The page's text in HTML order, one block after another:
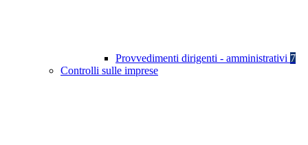
Provvedimenti dirigenti - amministrativi 7
Controlli sulle imprese